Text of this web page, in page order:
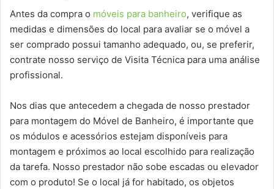
Antes da compra o móveis para banheiro, verifique as
medidas e dimensões do local para avaliar se o móvel a
ser comprado possui tamanho adequado, ou, se preferir,
contrate nosso serviço de Visita Técnica para uma análise
profissional.
Nos dias que antecedem a chegada de nosso prestador
para montagem do Móvel de Banheiro, é importante que
os módulos e acessórios estejam disponíveis para
montagem e próximos ao local escolhido para realização
da tarefa. Nosso prestador não sobe escadas ou elevador
com o produto! Se o local já for habitado, os objetos